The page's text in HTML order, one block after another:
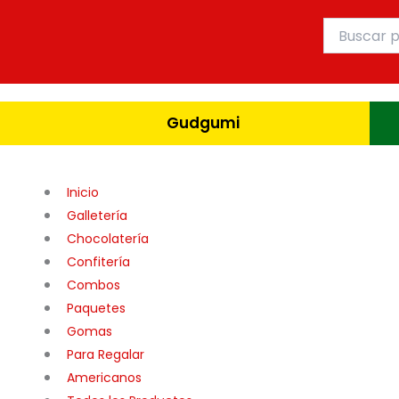
por:
Gudgumi
Inicio
Galletería
Chocolatería
Confitería
Combos
Paquetes
Gomas
Para Regalar
Americanos